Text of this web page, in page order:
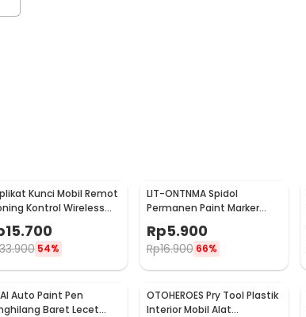
Kunci Mobil Remot
Kontrol Wireless
15.700
33.900 54%
LIT-ONTNMA Spidol
Permanen Paint Marker
MP-01
Rp5.900
Rp16.900 66%
Auto Paint Pen
Baret Lecet
OTOHEROES Pry Tool Plastik
Interior Mobil Alat